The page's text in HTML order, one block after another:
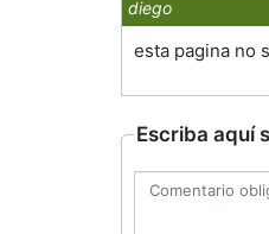
diego
esta pagina no
Escriba aquí